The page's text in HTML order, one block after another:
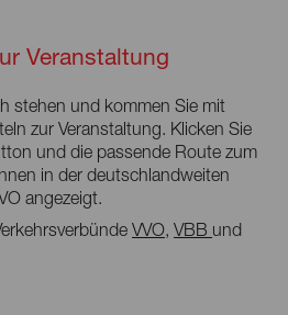
Veranstaltung
stehen und kommen Sie mit
zur Veranstaltung. Klicken Sie
und die passende Route zum
in der deutschlandweiten
angezeigt.
VVO, VBB und